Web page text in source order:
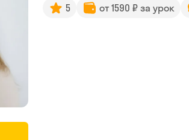
5 от 1590 ₽ за урок